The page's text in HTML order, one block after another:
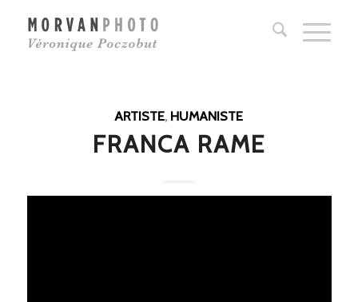
ARTISTE, HUMANISTE
FRANCA RAME